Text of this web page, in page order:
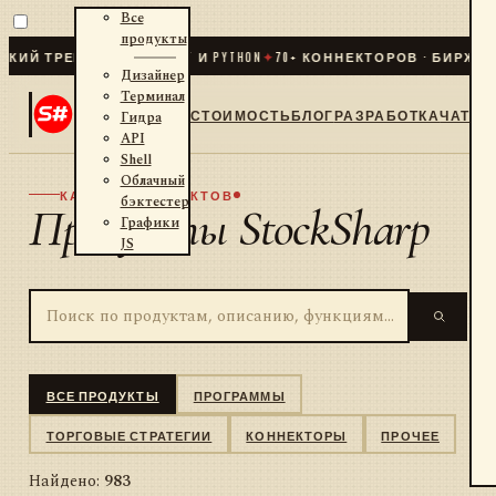
ДЛЯ .NET И PYTHON✦70+ КОННЕКТОРОВ · БИРЖИ ·
Все
продукты
Дизайнер
Терминал
Гидра
API
Shell
Облачный
бэктестер
Графики
JS
СТОИМОСТЬБЛОГРАЗРАБОТКАЧАТ
КАТАЛОГ ПРОДУКТОВ
Продукты StockSharp
ВСЕ ПРОДУКТЫ ПРОГРАММЫ
ТОРГОВЫЕ СТРАТЕГИИ КОННЕКТОРЫ ПРОЧЕЕ
Найдено: 983